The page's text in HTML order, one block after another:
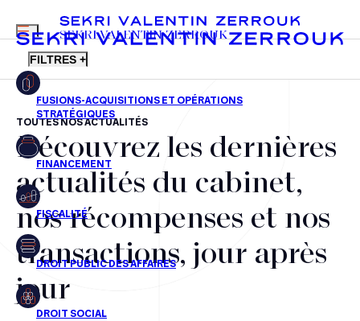
FR EN
MENU
SEKRI VALENTIN ZERROUK
FILTRES +
Fusions-acquisitions et opérations stratégiques
Financement
Fiscalité
Droit public des affaires
Droit social
TOUTES NOS ACTUALITÉS
Découvrez les dernières
actualités du cabinet,
nos récompenses et nos
transactions, jour après
jour